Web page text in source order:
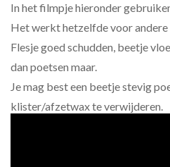
In het filmpje hieronder
Het werkt hetzelfde voor andere
Flesje goed schudden, beetje
dan poetsen maar.
Je mag best een beetje stevig
klister/afzetwax te verwijderen.